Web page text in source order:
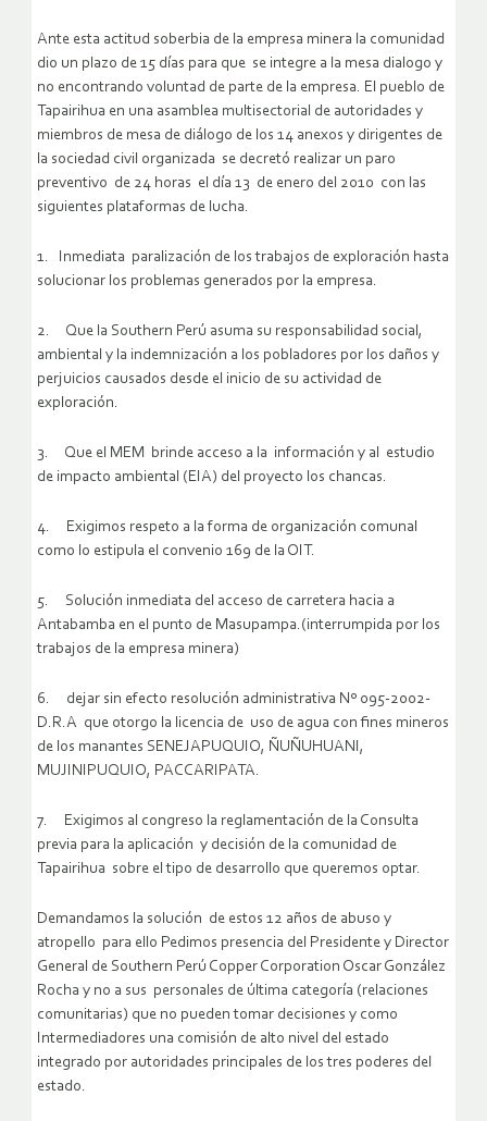
Ante esta actitud soberbia de la empresa minera la comunidad
dio un plazo de 15 días para que se integre a la mesa dialogo y
no encontrando voluntad de parte de la empresa. El pueblo de
Tapairihua en una asamblea multisectorial de autoridades y
miembros de mesa de diálogo de los 14 anexos y dirigentes de
la sociedad civil organizada se decretó realizar un paro
preventivo de 24 horas el día 13 de enero del 2010 con las
siguientes plataformas de lucha.
1. Inmediata paralización de los trabajos de exploración hasta
solucionar los problemas generados por la empresa.
2. Que la Southern Perú asuma su responsabilidad social,
ambiental y la indemnización a los pobladores por los daños y
perjuicios causados desde el inicio de su actividad de
exploración.
3. Que el MEM brinde acceso a la información y al estudio
de impacto ambiental (EIA) del proyecto los chancas.
4. Exigimos respeto a la forma de organización comunal
como lo estipula el convenio 169 de la OIT.
5. Solución inmediata del acceso de carretera hacia a
Antabamba en el punto de Masupampa.(interrumpida por los
trabajos de la empresa minera)
6. dejar sin efecto resolución administrativa Nº 095-2002-
D.R.A que otorgo la licencia de uso de agua con fines mineros
de los manantes SENEJAPUQUIO, ÑUÑUHUANI,
MUJINIPUQUIO, PACCARIPATA.
7. Exigimos al congreso la reglamentación de la Consulta
previa para la aplicación y decisión de la comunidad de
Tapairihua sobre el tipo de desarrollo que queremos optar.
Demandamos la solución de estos 12 años de abuso y
atropello para ello Pedimos presencia del Presidente y Director
General de Southern Perú Copper Corporation Oscar González
Rocha y no a sus personales de última categoría (relaciones
comunitarias) que no pueden tomar decisiones y como
Intermediadores una comisión de alto nivel del estado
integrado por autoridades principales de los tres poderes del
estado.